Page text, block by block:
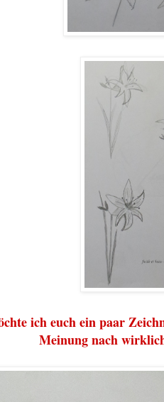
ich euch ein paar
Meinung nach